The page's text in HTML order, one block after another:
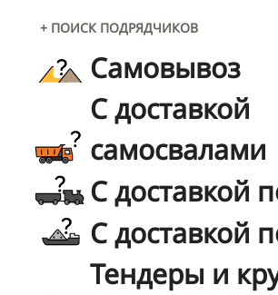
+ ПОИСК ПОДРЯДЧИКОВ
Самовывоз
С доставкой
самосвалами
С доставкой
С доставкой
Тендеры и